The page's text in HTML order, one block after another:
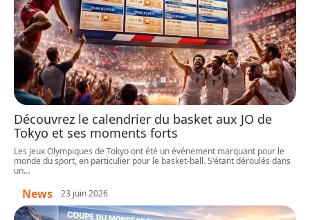
Découvrez le calendrier du basket aux JO de
Tokyo et ses moments forts
Les Jeux Olympiques de Tokyo ont été un événement marquant pour le
monde du sport, en particulier pour le basket-ball. S'étant déroulés dans
un…
News 23 juin 2026